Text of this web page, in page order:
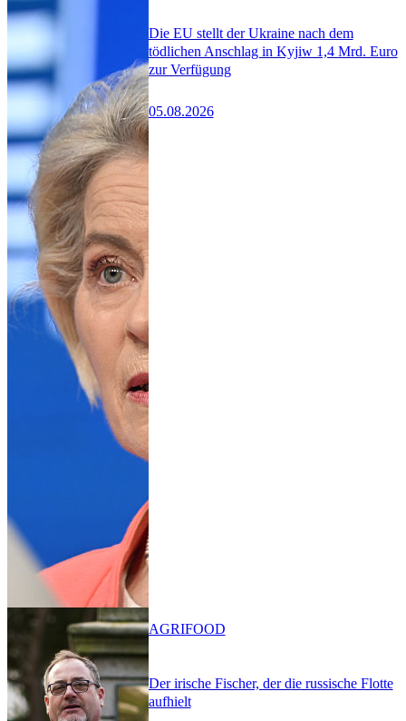
Die EU stellt der Ukraine nach dem
tödlichen Anschlag in Kyjiw 1,4 Mrd. Euro
zur Verfügung
05.08.2026
Der irische Fischer, der die russische Flotte
aufhielt
AGRIFOOD